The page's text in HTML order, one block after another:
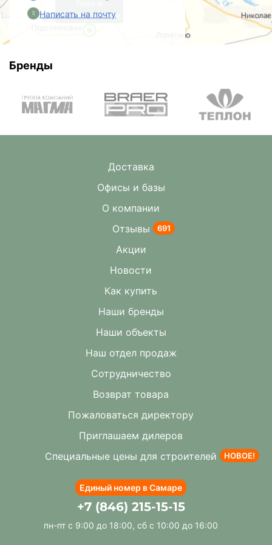
Написать на почту
Преображенке
Бренды
Доставка
Офисы и базы
О компании
Отзывы
691
Акции
Новости
Как купить
Наши бренды
Наши объекты
Наш отдел продаж
Сотрудничество
Возврат товара
Пожаловаться директору
Приглашаем дилеров
Специальные цены для строителей
НОВОЕ!
Единый номер в Самаре
+7 (846) 215-15-15
пн-пт с 9:00 до 18:00, сб с 10:00 до 16:00